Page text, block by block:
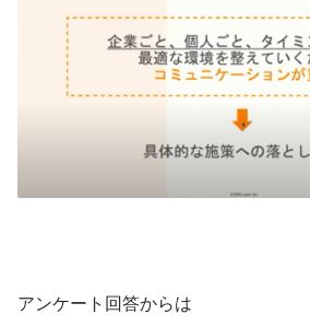
アンケート回答からは